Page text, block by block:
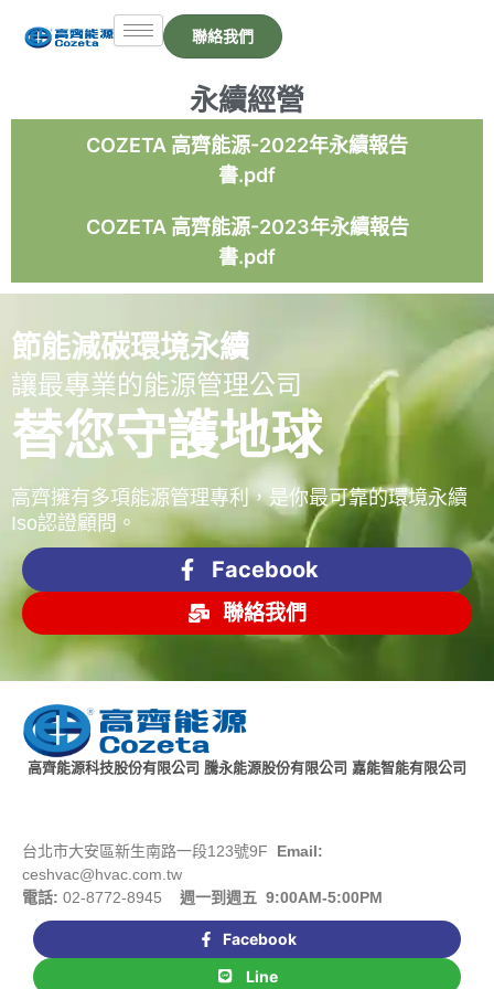
內
聯絡我們
永續經營
COZETA 高齊能源-2022年永續報告
書.pdf
COZETA 高齊能源-2023年永續報告
書.pdf
節能減碳環境永續
讓最專業的能源管理公司
替您守護地球
高齊擁有多項能源管理專利，是你最可靠的環境永續
Iso認證顧問。
Facebook
聯絡我們
高齊能源科技股份有限公司 騰永能源股份有限公司 嘉能智能有限公司
台北市大安區新生南路一段123號9F
Email:
ceshvac@hvac.com.tw
電話: 02-8772-8945 週一到週五 9:00AM-5:00PM
Facebook
Line